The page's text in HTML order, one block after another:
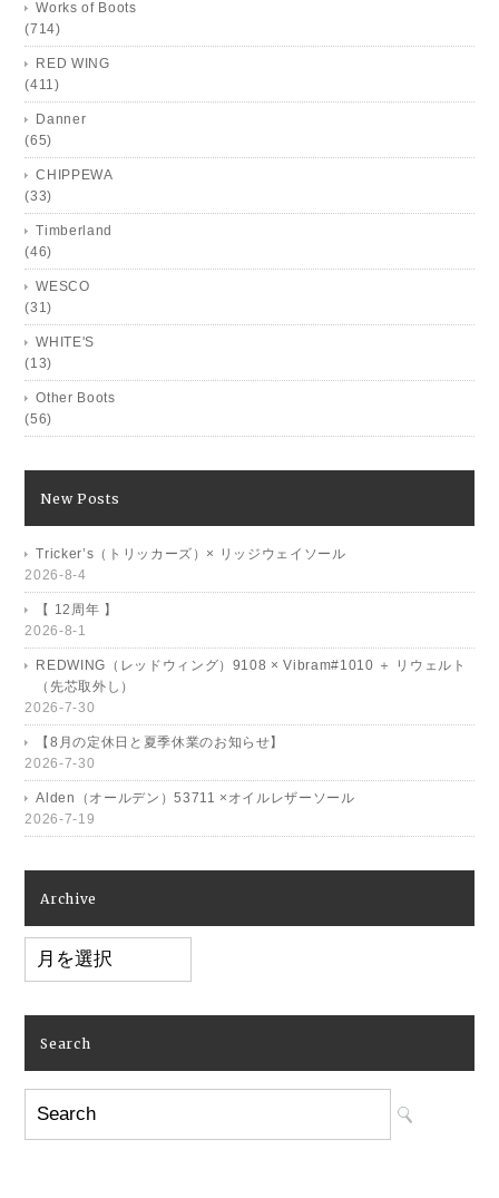
Works of Boots
(714)
RED WING
(411)
Danner
(65)
CHIPPEWA
(33)
Timberland
(46)
WESCO
(31)
WHITE'S
(13)
Other Boots
(56)
New Posts
Tricker’s（トリッカーズ）× リッジウェイソール
2026-8-4
【 12周年 】
2026-8-1
REDWING（レッドウィング）9108 × Vibram#1010 ＋ リウェルト
（先芯取外し）
2026-7-30
【8月の定休日と夏季休業のお知らせ】
2026-7-30
Alden（オールデン）53711 ×オイルレザーソール
2026-7-19
Archive
Archive
Search